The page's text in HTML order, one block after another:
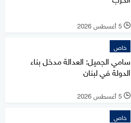
l 5 أغسطس 2026
خاص
سامي الجميل: العدالة مدخل بناء
الدولة في لبنان
l 5 أغسطس 2026
خاص